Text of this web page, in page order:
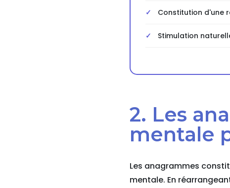
Constitution d'une
Stimulation
2. Les
mentale
Les anagrammes
mentale. En